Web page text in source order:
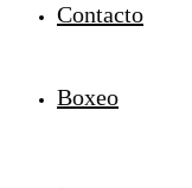
Contacto
Boxeo